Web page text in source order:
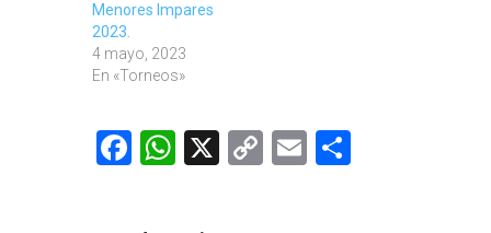
Menores Impares
2023.
4 mayo, 2023
En «Torneos»
Facebook
WhatsApp
X
CopyEmail